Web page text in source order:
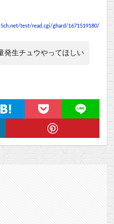
test/read.cgi/ghard/1671519180/
発生チュウやってほしい